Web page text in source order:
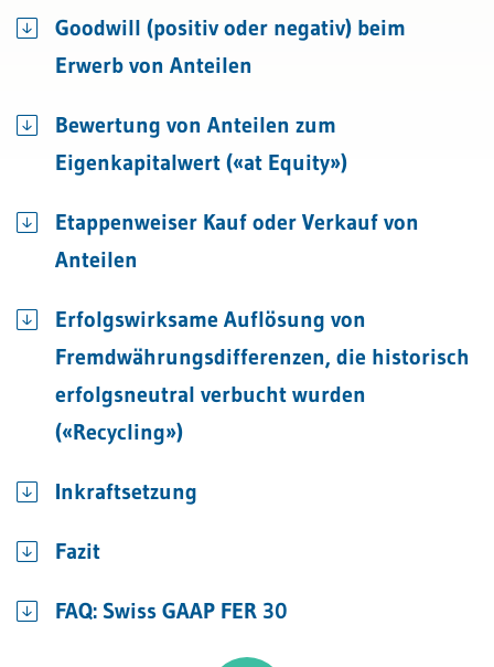
Goodwill (positiv oder negativ) beim
Erwerb von Anteilen
Bewertung von Anteilen zum
Eigenkapitalwert («at Equity»)
Etappenweiser Kauf oder Verkauf von
Anteilen
Erfolgswirksame Auflösung von
Fremdwährungsdifferenzen, die historisch
erfolgsneutral verbucht wurden
(«Recycling»)
Inkraftsetzung
Fazit
FAQ: Swiss GAAP FER 30